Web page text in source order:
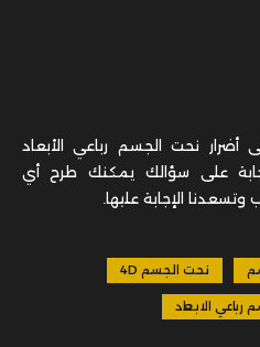
نحت الجسم رباعي الأبعاد
على سؤالك يمكنك طرح أي
الإجابة عليها.
نحت الجسم 4D
رباعي الابعاد